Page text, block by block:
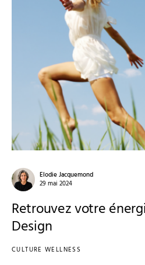
Elodie Jacquemond
29 mai 2024
Retrouvez votre
Design
CULTURE WELLNESS